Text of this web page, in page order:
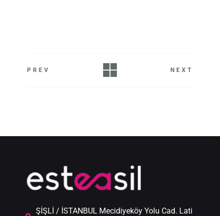
PREV NEXT
ŞİŞLİ / İSTANBUL Mecidiyeköy Yolu Cad. Lati